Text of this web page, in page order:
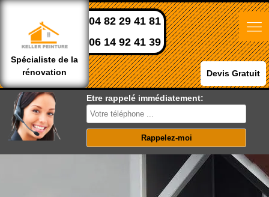
Spécialiste de la
rénovation
04 82 29 41 81
06 14 92 41 39
Devis Gratuit
Etre rappelé immédiatement: